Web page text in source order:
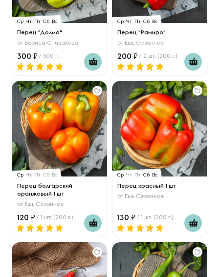
Ср Чт Пт Сб Вс
Перец "Долма"
от Бориса Спивакова
300 / 500 г.
Ср Чт Пт Сб Вс
Перец "Рамиро"
от Ешь Сезонное
200 / 2 шт. (200 г.)
Ср Чт Пт Сб Вс
Перец болгарский
оранжевый 1 шт
от Ешь Сезонное
120 / 1 шт. (200 г.)
Ср Чт Пт Сб Вс
Перец красный 1 шт
от Ешь Сезонное
130 / 1 шт. (200 г.)